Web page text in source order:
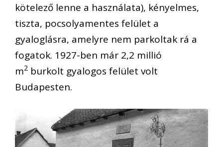
kötelező lenne a használata), kényelmes,
tiszta, pocsolyamentes felület a
gyaloglásra, amelyre nem parkoltak rá a
fogatok. 1927-ben már 2,2 millió
m2 burkolt gyalogos felület volt
Budapesten.